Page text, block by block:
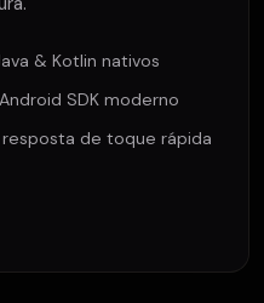
& Kotlin nativos
SDK moderno
de toque rápida